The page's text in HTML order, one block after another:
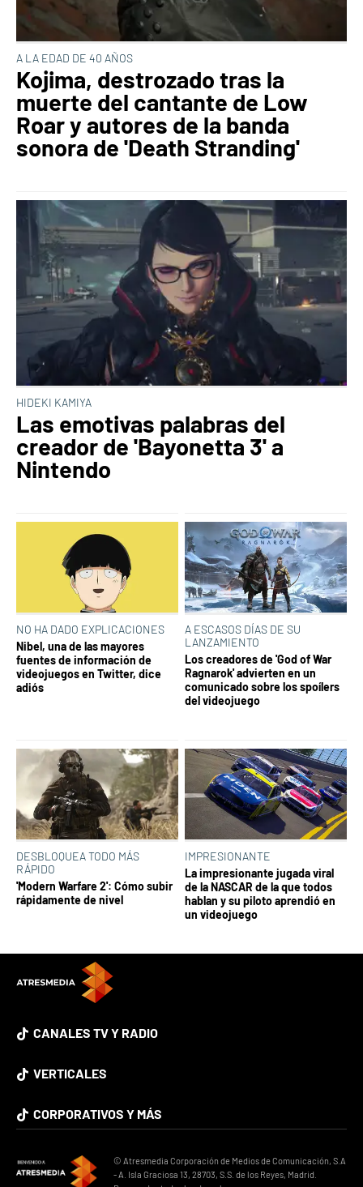
A LA EDAD DE 40 AÑOS
Kojima, destrozado tras la
muerte del cantante de Low
Roar y autores de la banda
sonora de 'Death Stranding'
HIDEKI KAMIYA
Las emotivas palabras del
creador de 'Bayonetta 3' a
Nintendo
NO HA DADO EXPLICACIONES
Nibel, una de las mayores
fuentes de información de
videojuegos en Twitter, dice
adiós
A ESCASOS DÍAS DE SU
LANZAMIENTO
Los creadores de 'God of War
Ragnarok' advierten en un
comunicado sobre los spoílers
del videojuego
DESBLOQUEA TODO MÁS
RÁPIDO
'Modern Warfare 2': Cómo subir
rápidamente de nivel
IMPRESIONANTE
La impresionante jugada viral
de la NASCAR de la que todos
hablan y su piloto aprendió en
un videojuego
CANALES TV Y RADIO
VERTICALES
CORPORATIVOS Y MÁS
© Atresmedia Corporación de Medios de Comunicación, S.A
- A. Isla Graciosa 13, 28703, S.S. de los Reyes, Madrid.